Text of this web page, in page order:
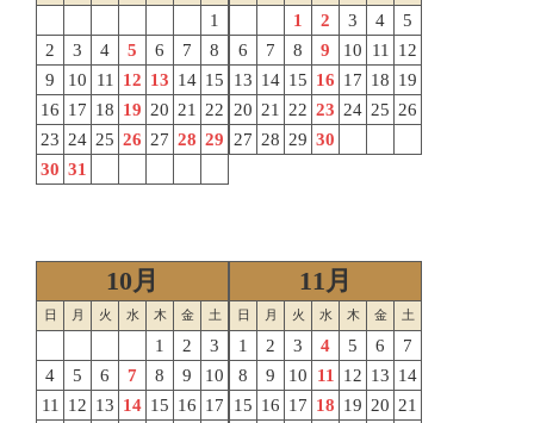
1
2
3 4 5 6 7
8
9
10 11 12 13 14 15
16 17 18 19 20 21
22
23 24 25 26 27 28 29
30 31
1 2 3 4
5
6
7 8 9 10 11
12
13 14 15 16 17 18 19
20 21 22 23 24 25 26
27 28 29 30
10月
日 月 火 水 木 金 土
1 2
3
4
5 6 7 8 9
10
11
12 13 14 15 16 17
11月
日 月 火 水 木 金 土
1 2 3 4 5 6
7
8
9 10 11 12 13 14
15 16 17 18 19 20 21